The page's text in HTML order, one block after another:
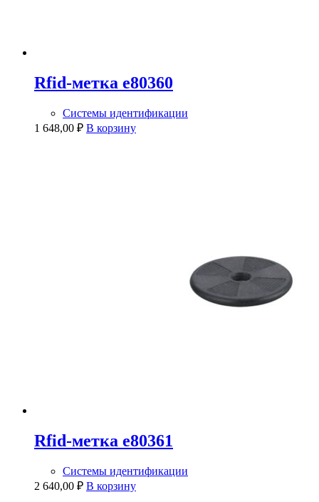
Rfid-метка e80360
Системы идентификации
1 648,00 ₽ В корзину
Rfid-метка e80361
Системы идентификации
2 640,00 ₽ В корзину